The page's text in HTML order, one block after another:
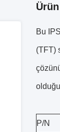
Ürün
Bu
(TFT)
P/N